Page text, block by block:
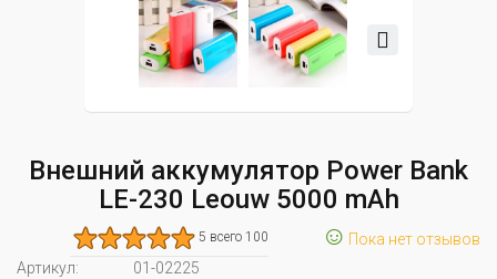
Внешний аккумулятор Power Bank
LE-230 Leouw 5000 mAh
5 всего 100 ☺ Пока нет отзывов
Артикул:
01-02225